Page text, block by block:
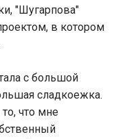
"Шугарпова"
в котором
с большой
сладкоежка.
что мне